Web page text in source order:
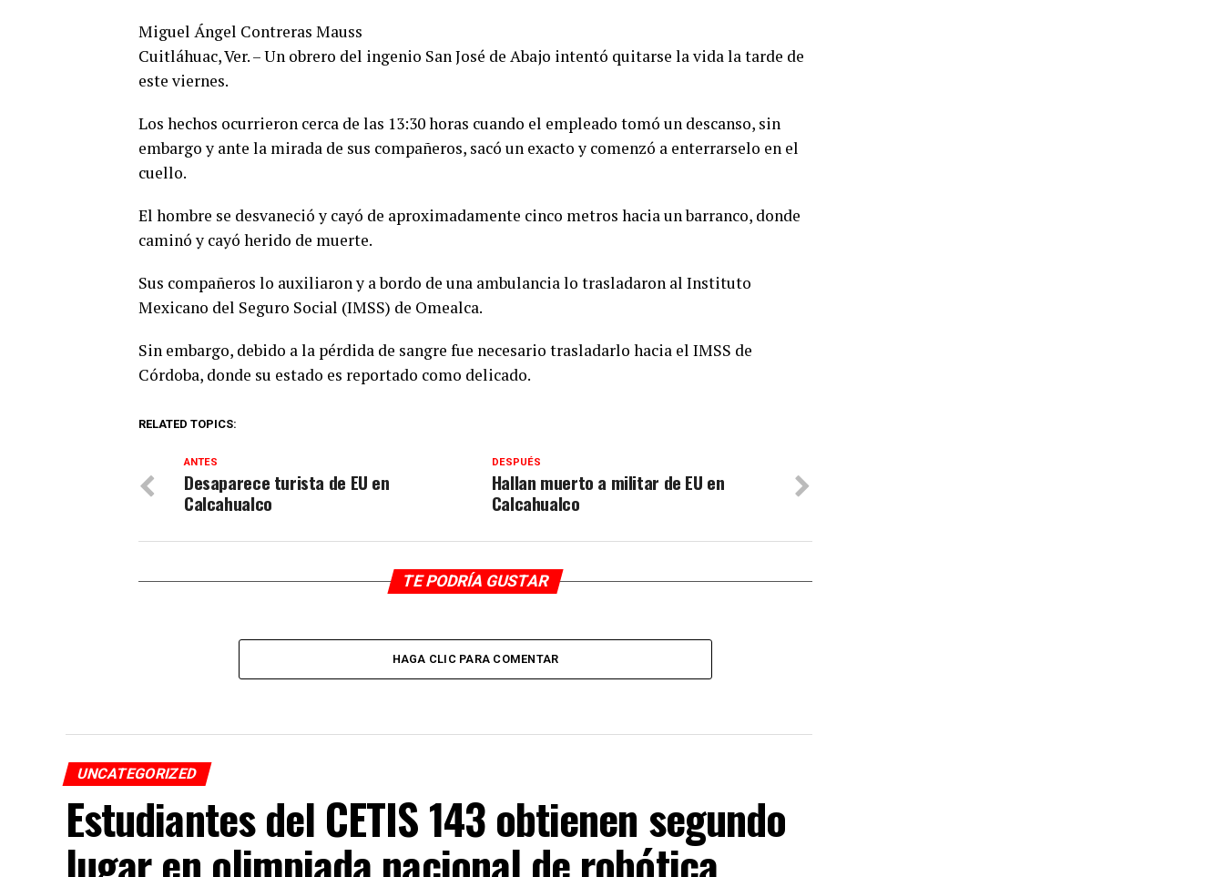
Miguel Ángel Contreras Mauss
Cuitláhuac, Ver. – Un obrero del ingenio San José de Abajo intentó quitarse la vida la tarde de
este viernes.
Los hechos ocurrieron cerca de las 13:30 horas cuando el empleado tomó un descanso, sin
embargo y ante la mirada de sus compañeros, sacó un exacto y comenzó a enterrarselo en el
cuello.
El hombre se desvaneció y cayó de aproximadamente cinco metros hacia un barranco, donde
caminó y cayó herido de muerte.
Sus compañeros lo auxiliaron y a bordo de una ambulancia lo trasladaron al Instituto
Mexicano del Seguro Social (IMSS) de Omealca.
Sin embargo, debido a la pérdida de sangre fue necesario trasladarlo hacia el IMSS de
Córdoba, donde su estado es reportado como delicado.
RELATED TOPICS:
DESPUÉS
Hallan muerto a militar de EU en
Calcahualco
ANTES
Desaparece turista de EU en
Calcahualco
TE PODRÍA GUSTAR
HAGA CLIC PARA COMENTAR
UNCATEGORIZED
Estudiantes del CETIS 143 obtienen segundo
lugar en olimpiada nacional de robótica